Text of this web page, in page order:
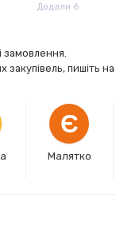
Додали 6
замовлення.
пишіть на
Є
Малятко